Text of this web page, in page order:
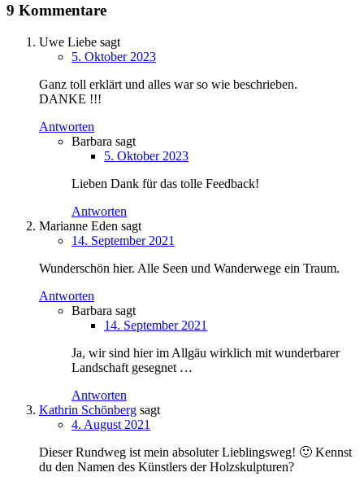
9 Kommentare
Uwe Liebe sagt
5. Oktober 2023
Ganz toll erklärt und alles war so wie beschrieben.
DANKE !!!
Antworten
Barbara sagt
5. Oktober 2023
Lieben Dank für das tolle Feedback!
Antworten
Marianne Eden sagt
14. September 2021
Wunderschön hier. Alle Seen und Wanderwege ein Traum.
Antworten
Barbara sagt
14. September 2021
Ja, wir sind hier im Allgäu wirklich mit wunderbarer
Landschaft gesegnet …
Antworten
Kathrin Schönberg sagt
4. August 2021
Dieser Rundweg ist mein absoluter Lieblingsweg! 🙂 Kennst
du den Namen des Künstlers der Holzskulpturen?